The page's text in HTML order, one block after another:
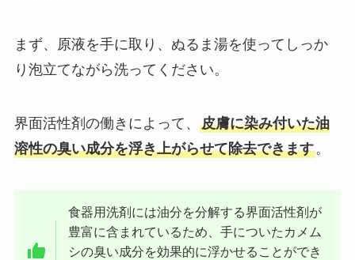
まず、原液を手に取り、ぬるま湯を使ってしっか
り泡立てながら洗ってください。
界面活性剤の働きによって、 皮膚に染み付いた油
溶性の臭い成分を浮き上がらせて除去できます。
食器用洗剤には油分を分解する界面活性剤が
豊富に含まれているため、手についたカメム
シの臭い成分を効果的に浮かせることができ